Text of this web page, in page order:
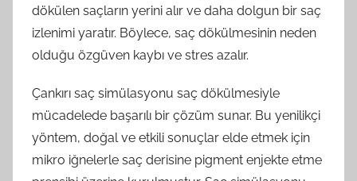
dökülen saçların yerini alır ve daha dolgun bir saç
izlenimi yaratır. Böylece, saç dökülmesinin neden
olduğu özgüven kaybı ve stres azalır.
Çankırı saç simülasyonu saç dökülmesiyle
mücadelede başarılı bir çözüm sunar. Bu yenilikçi
yöntem, doğal ve etkili sonuçlar elde etmek için
mikro iğnelerle saç derisine pigment enjekte etme